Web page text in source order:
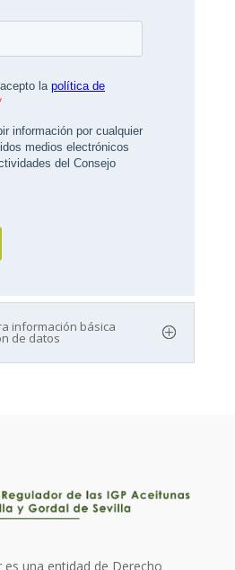
información básica
de datos
es una entidad de Derecho